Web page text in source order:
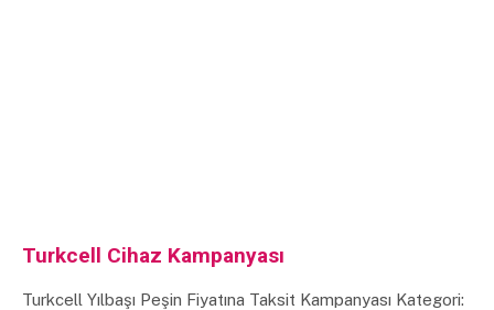
Turkcell Cihaz Kampanyası
Turkcell Yılbaşı Peşin Fiyatına Taksit Kampanyası Kategori: